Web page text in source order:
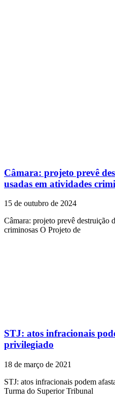
Câmara: projeto prevê
usadas em atividades
15 de outubro de 2024
Câmara: projeto prevê destruição
criminosas O Projeto de
STJ: atos infracionais
privilegiado
18 de março de 2021
STJ: atos infracionais podem
Turma do Superior Tribunal